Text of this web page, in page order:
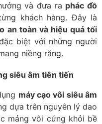
và đưa ra phác đồ
khách hàng. Đây là
an toàn và hiệu quả tối
biệt với những người
niềng răng.
siêu âm tiên tiến
máy cạo vôi siêu âm
dựa trên nguyên lý dao
mảng vôi cứng khỏi bề